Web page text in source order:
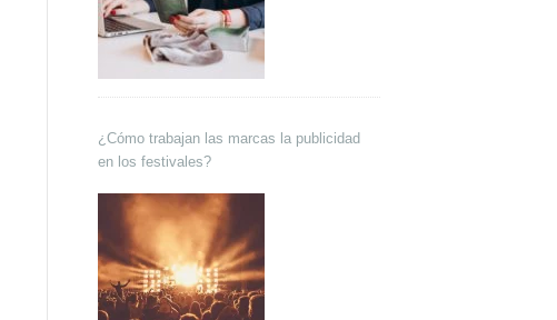
¿Cómo trabajan las marcas la publicidad
en los festivales?